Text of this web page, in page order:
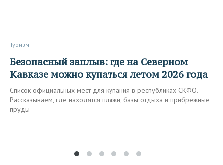
Туризм
Безопасный заплыв: где на Северном
Кавказе можно купаться летом 2026 года
Список официальных мест для купания в республиках СКФО.
Рассказываем, где находятся пляжи, базы отдыха и прибрежные
пруды